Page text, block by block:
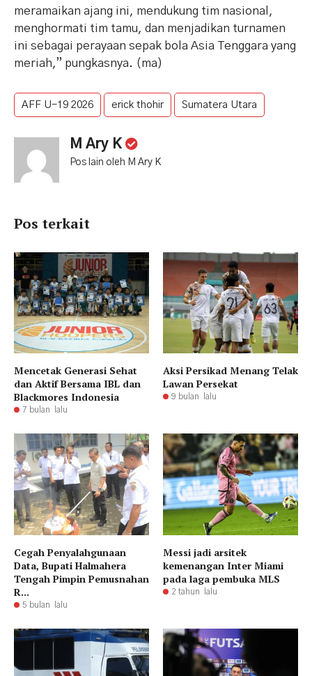
meramaikan ajang ini, mendukung tim nasional,
menghormati tim tamu, dan menjadikan turnamen
ini sebagai perayaan sepak bola Asia Tenggara yang
meriah,” pungkasnya. (ma)
AFF U-19 2026 erick thohir Sumatera Utara
M Ary K
Pos lain oleh M Ary K
Pos terkait
Mencetak Generasi Sehat
dan Aktif Bersama IBL dan
Blackmores Indonesia
7 bulan lalu
Aksi Persikad Menang Telak
Lawan Persekat
9 bulan lalu
Cegah Penyalahgunaan
Data, Bupati Halmahera
Tengah Pimpin Pemusnahan
R...
5 bulan lalu
Messi jadi arsitek
kemenangan Inter Miami
pada laga pembuka MLS
2 tahun lalu